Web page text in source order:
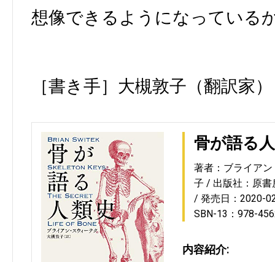
想像できるようになっている
［書き手］大槻敦子（翻訳家）
骨が語る
著者：ブライア
子
出版社：原書
発売日：2020-
SBN-13：978-
内容紹介: